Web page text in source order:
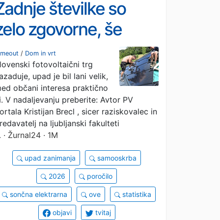
številke so
zgovorne, še
ko gre za
strehe
/ Dom in vrt
fotovoltaični trg
upad je bil lani velik,
občani interesa praktično
V nadaljevanju preberite: Avtor PV
Kristijan Brecl , sicer raziskovalec in
na ljubljanski fakulteti
· Žurnal24 · 1M
upad zanimanja samooskrba
2026 poročilo
sončna elektrarna ove statistika
objavi tvitaj